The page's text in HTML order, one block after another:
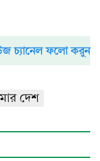
চ্যানেল ফলো করুন
দেশ